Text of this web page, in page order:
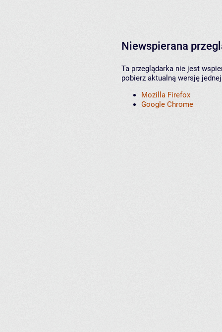
Niewspierana
Ta przeglądarka nie jest
pobierz aktualną wersję
Mozilla Firefox
Google Chrome